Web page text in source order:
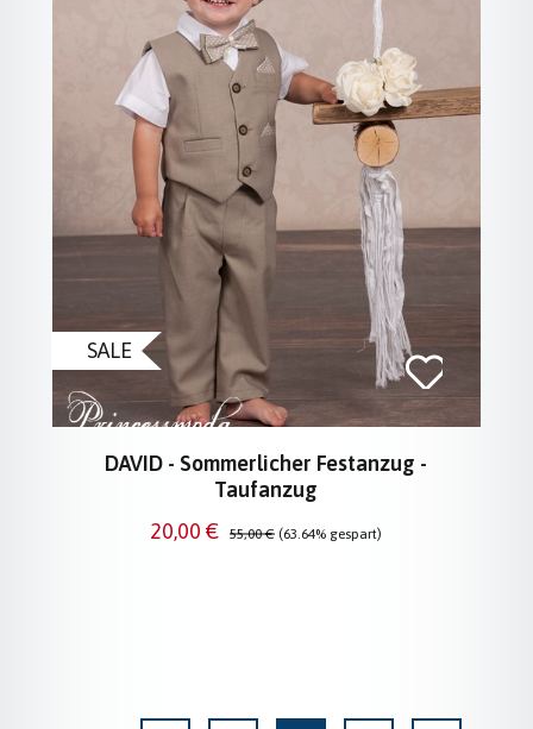
SALE
DAVID - Sommerlicher Festanzug -
Taufanzug
Verkaufspreis:
20,00 € Regulärer Preis:
55,00 € (63.64% gespart)